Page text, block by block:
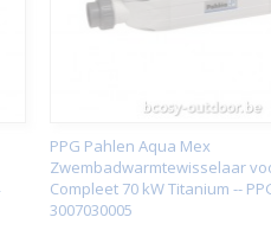
PPG Pahlen Aqua Mex
Zwembadwarmtewisselaar
Compleet 70 kW Titanium --
3007030005